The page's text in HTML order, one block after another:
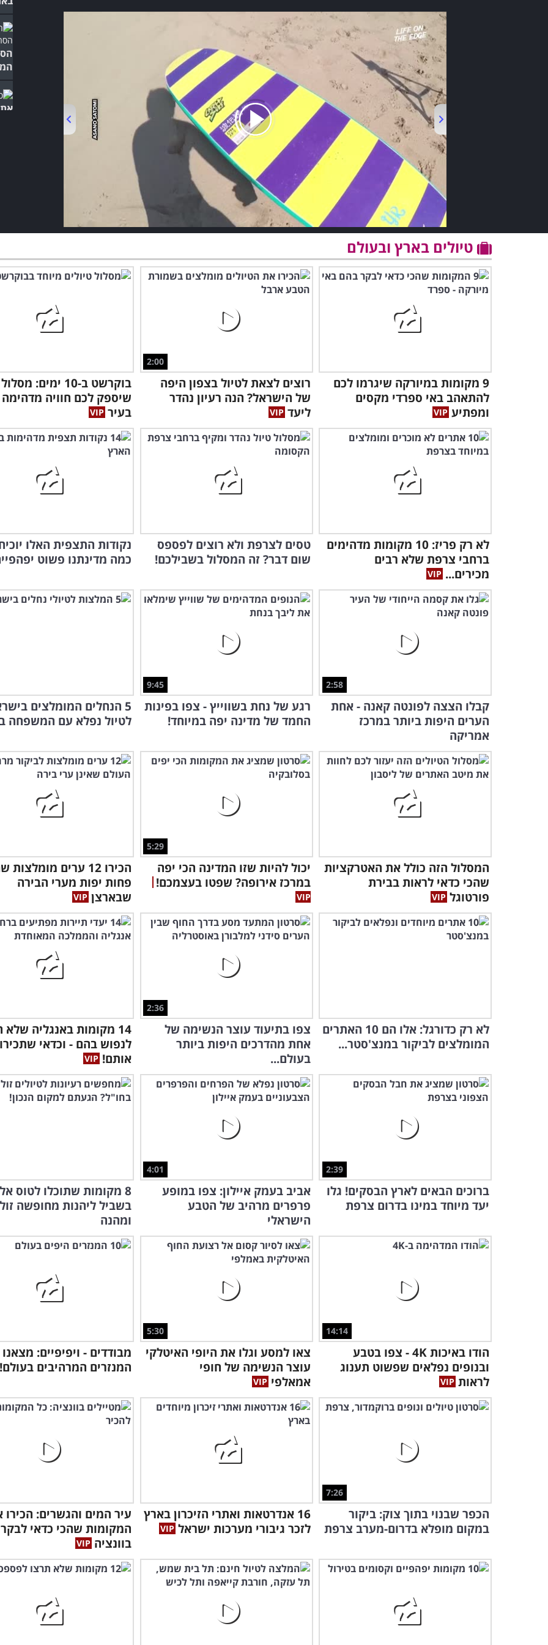
03:10
טיולים בארץ ובעולם
9 מקומות במיורקה שיגרמו לכם
להתאהב באי ספרדי מקסים
ומפתיע
2:00
רוצים לצאת לטיול בצפון היפה
של הישראל? הנה רעיון נהדר
ליעד
בוקרשט ב-10 ימים:
שיספק לכם חוויה מדהימה
בעיר
לא רק פריז: 10 מקומות מדהימים
ברחבי צרפת שלא רבים
מכירים...
טסים לצרפת ולא רוצים לפספס
שום דבר? זה המסלול בשבילכם!
נקודות התצפית האלו
כמה מדינתנו פשוט
2:58
קבלו הצצה לפונטה קאנה - אחת
הערים היפות ביותר במרכז
אמריקה
9:45
רגע של נחת בשווייץ - צפו בפינות
החמד של מדינה יפה במיוחד!
5 הנחלים המומלצים
לטיול נפלא עם המשפחה
המסלול הזה כולל את האטרקציות
שהכי כדאי לראות בבירת
פורטוגל
5:29
יכול להיות שזו המדינה הכי יפה
במרכז אירופה? שפטו בעצמכם!
הכירו 12 ערים
פחות יפות מערי הבירה
שבארצן
לא רק כדורגל: אלו הם 10 האתרים
המומלצים לביקור במנצ'סטר...
2:36
צפו בתיעוד עוצר הנשימה של
אחת מהדרכים היפות ביותר
בעולם...
14 מקומות באנגליה
לנפוש בהם - וכדאי שתכירו
אותם!
2:39
ברוכים הבאים לארץ הבסקים! גלו
יעד מיוחד במינו בדרום צרפת
4:01
אביב בעמק איילון: צפו במופע
פרפרים מרהיב של הטבע
הישראלי
8 מקומות שתוכלו לטוס
בשביל ליהנות מחופשה
ומהנה
14:14
הודו באיכות 4K - צפו בטבע
ובנופים נפלאים שפשוט תענוג
לראות
5:30
צאו למסע וגלו את היופי האיטלקי
עוצר הנשימה של חופי
אמאלפי
המנזרים המרהיבים בעולם!
7:26
הכפר שבנוי בתוך צוק: ביקור
במקום מופלא בדרום-מערב צרפת
16 אנדרטאות ואתרי הזיכרון בארץ
לזכר גיבורי מערכות ישראל
עיר המים והגשרים: הכירו
המקומות שהכי כדאי לבקר
בוונציה